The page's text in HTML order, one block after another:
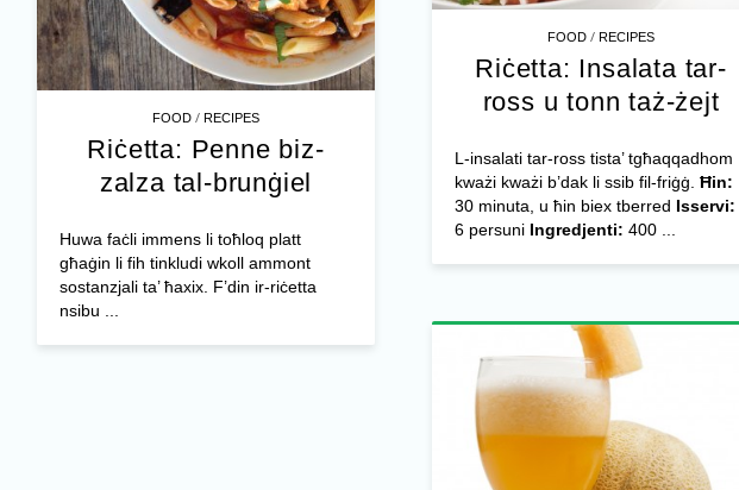
FOOD /RECIPES
Riċetta: Insalata tar-
ross u tonn taż-żejt
L-insalati tar-ross tista’ tgħaqqadhom
kważi kważi b’dak li ssib fil-friġġ. Ħin:
30 minuta, u ħin biex tberred Isservi:
6 persuni Ingredjenti: 400 ...
FOOD /RECIPES
Riċetta: Penne biz-
zalza tal-brunġiel
Huwa faċli immens li toħloq platt
għaġin li fih tinkludi wkoll ammont
sostanzjali ta’ ħaxix. F’din ir-riċetta
nsibu ...